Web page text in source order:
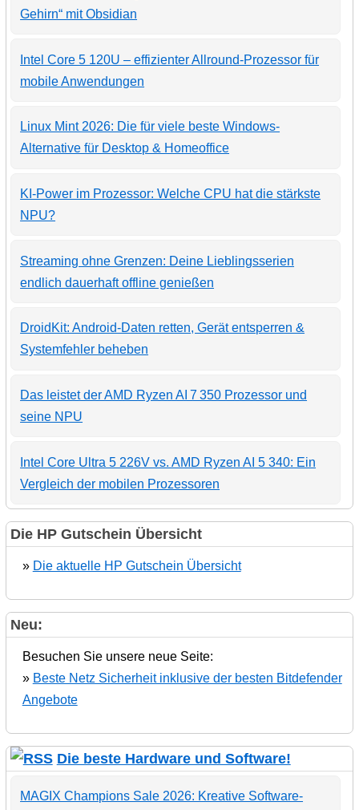
Gehirn“ mit Obsidian
Intel Core 5 120U – effizienter Allround-Prozessor für
mobile Anwendungen
Linux Mint 2026: Die für viele beste Windows-
Alternative für Desktop & Homeoffice
KI-Power im Prozessor: Welche CPU hat die stärkste
NPU?
Streaming ohne Grenzen: Deine Lieblingsserien
endlich dauerhaft offline genießen
DroidKit: Android-Daten retten, Gerät entsperren &
Systemfehler beheben
Das leistet der AMD Ryzen AI 7 350 Prozessor und
seine NPU
Intel Core Ultra 5 226V vs. AMD Ryzen AI 5 340: Ein
Vergleich der mobilen Prozessoren
Die HP Gutschein Übersicht
» Die aktuelle HP Gutschein Übersicht
Neu:
Besuchen Sie unsere neue Seite:
» Beste Netz Sicherheit inklusive der besten Bitdefender
Angebote
Die beste Hardware und Software!
MAGIX Champions Sale 2026: Kreative Software-